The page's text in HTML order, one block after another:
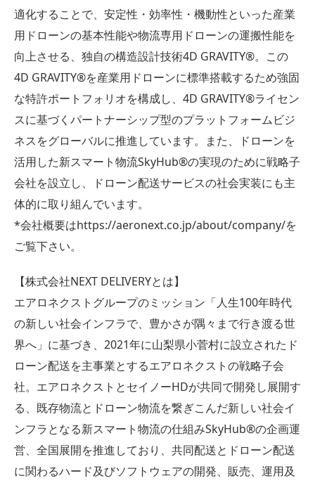
適化することで、安定性・効率性・機動性といった産業
用ドローンの基本性能や物流専用ドローンの運搬性能を
向上させる、独自の構造設計技術4D GRAVITY®︎。この
4D GRAVITY®︎を産業用ドローンに標準搭載するため強固
な特許ポートフォリオを構成し、4D GRAVITY®︎ライセン
スに基づくパートナーシップ型のプラットフォームビジ
ネスをグローバルに推進しています。また、ドローンを
活用した新スマート物流SkyHub®︎の実現のために戦略子
会社を設立し、ドローン配送サービスの社会実装にも主
体的に取り組んでいます。
*会社概要はhttps://aeronext.co.jp/about/company/を
ご覧下さい。
【株式会社NEXT DELIVERYとは】
エアロネクストグループのミッション「人生100年時代
の新しい社会インフラで、豊かさが隅々まで行き渡る世
界へ」に基づき、2021年に山梨県小菅村に設立されたド
ローン配送を主事業とするエアロネクストの戦略子会
社。エアロネクストとセイノーHDが共同で開発し展開す
る、既存物流とドローン物流を繋ぎこんだ新しい社会イ
ンフラとなる新スマート物流の仕組みSkyHub®の企画運
営、全国展開を推進しており、共同配送とドローン配送
に関わるハード及びソフトウェアの開発、販売、運用及